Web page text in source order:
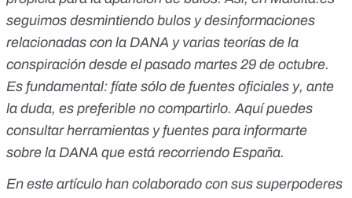
seguimos desmintiendo bulos y desinformaciones
relacionadas con la DANA y varias teorías de la
conspiración desde el pasado martes 29 de octubre.
Es fundamental: fíate sólo de fuentes oficiales y, ante
la duda, es preferible no compartirlo. Aquí puedes
consultarherramientas y fuentes para informarte
sobre la DANA que está recorriendo España.
En este artículo han colaborado con sus superpoderes